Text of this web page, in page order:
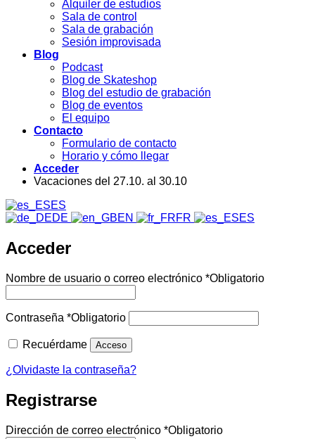
Alquiler de estudios
Sala de control
Sala de grabación
Sesión improvisada
Blog
Podcast
Blog de Skateshop
Blog del estudio de grabación
Blog de eventos
El equipo
Contacto
Formulario de contacto
Horario y cómo llegar
Acceder
Vacaciones del 27.10. al 30.10
ES
DE
EN FR ES
Acceder
Nombre de usuario o correo electrónico *Obligatorio
Contraseña *Obligatorio
Recuérdame Acceso
¿Olvidaste la contraseña?
Registrarse
Dirección de correo electrónico *Obligatorio